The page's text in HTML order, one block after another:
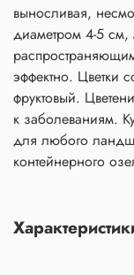
выносливая,
диаметром 4-5 см,
эффектно. Цветки
фруктовый.
к заболеваниям.
для любого
контейнерного